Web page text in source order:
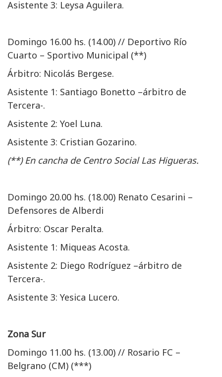
Asistente 3: Leysa Aguilera.
Domingo 16.00 hs. (14.00) // Deportivo Río
Cuarto – Sportivo Municipal (**)
Árbitro: Nicolás Bergese.
Asistente 1: Santiago Bonetto –árbitro de
Tercera-.
Asistente 2: Yoel Luna.
Asistente 3: Cristian Gozarino.
(**) En cancha de Centro Social Las Higueras.
Domingo 20.00 hs. (18.00) Renato Cesarini –
Defensores de Alberdi
Árbitro: Oscar Peralta.
Asistente 1: Miqueas Acosta.
Asistente 2: Diego Rodríguez –árbitro de
Tercera-.
Asistente 3: Yesica Lucero.
Zona Sur
Domingo 11.00 hs. (13.00) // Rosario FC –
Belgrano (CM) (***)